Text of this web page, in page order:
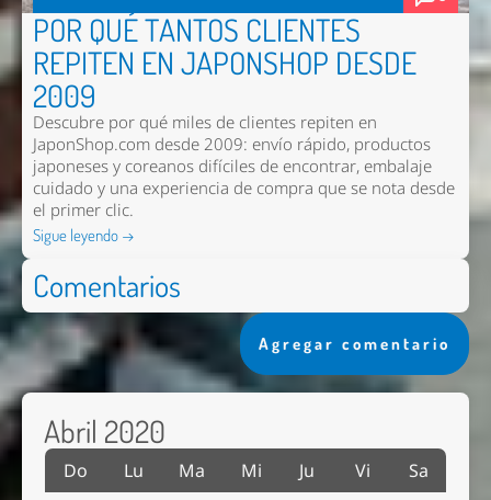
POR QUÉ TANTOS CLIENTES
REPITEN EN JAPONSHOP DESDE
2009
Descubre por qué miles de clientes repiten en
JaponShop.com desde 2009: envío rápido, productos
japoneses y coreanos difíciles de encontrar, embalaje
cuidado y una experiencia de compra que se nota desde
el primer clic.
Sigue leyendo →
Comentarios
Agregar comentario
Abril 2020
Do Lu Ma Mi Ju Vi
Sa